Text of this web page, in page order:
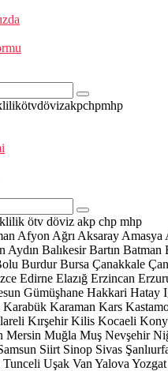
ötvdövizakpchpmhp
ötv döviz akp chp mhp
Afyon Ağrı Aksaray Amasya
Aydın Balıkesir Bartın Batman
Burdur Bursa Çanakkale
Edirne Elazığ Erzincan
Gümüşhane Hakkari Hatay
Karabük Karaman Kars
Kırşehir Kilis Kocaeli
Mersin Muğla Muş Nevşehir
Siirt Sinop Sivas
Tunceli Uşak Van Yalova Yozgat